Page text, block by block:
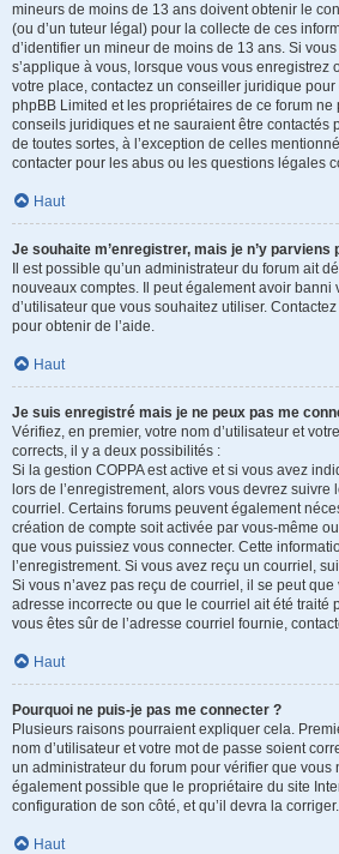
mineurs de moins de 13 ans doivent obtenir le
(ou d’un tuteur légal) pour la collecte de ces
d’identifier un mineur de moins de 13 ans. Si
s’applique à vous, lorsque vous vous enregistrez
votre place, contactez un conseiller juridique
phpBB Limited et les propriétaires de ce forum ne
conseils juridiques et ne sauraient être contactés
de toutes sortes, à l’exception de celles
contacter pour les abus ou les questions légales
Haut
Je souhaite m’enregistrer, mais je n’y parviens
Il est possible qu’un administrateur du forum ait
nouveaux comptes. Il peut également avoir banni
d’utilisateur que vous souhaitez utiliser.
pour obtenir de l’aide.
Haut
Je suis enregistré mais je ne peux pas me
Vérifiez, en premier, votre nom d’utilisateur et
corrects, il y a deux possibilités :
Si la gestion COPPA est active et si vous avez
lors de l’enregistrement, alors vous devrez
courriel. Certains forums peuvent également
création de compte soit activée par vous-même
que vous puissiez vous connecter. Cette
l’enregistrement. Si vous avez reçu un courriel,
Si vous n’avez pas reçu de courriel, il se peut
adresse incorrecte ou que le courriel ait été traité
vous êtes sûr de l’adresse courriel fournie,
Haut
Pourquoi ne puis-je pas me connecter ?
Plusieurs raisons pourraient expliquer cela.
nom d’utilisateur et votre mot de passe soient
un administrateur du forum pour vérifier que vous
également possible que le propriétaire du site
configuration de son côté, et qu’il devra la corriger.
Haut